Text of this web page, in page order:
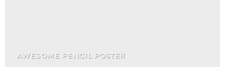
AWESOME PENCIL POSTER